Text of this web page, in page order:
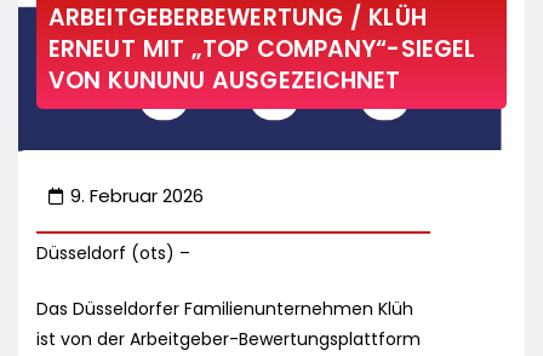
ARBEITGEBERBEWERTUNG / KLÜH
ERNEUT MIT „TOP COMPANY“-SIEGEL
VON KUNUNU AUSGEZEICHNET
9. Februar 2026
Düsseldorf (ots) –
Das Düsseldorfer Familienunternehmen Klüh
ist von der Arbeitgeber-Bewertungsplattform